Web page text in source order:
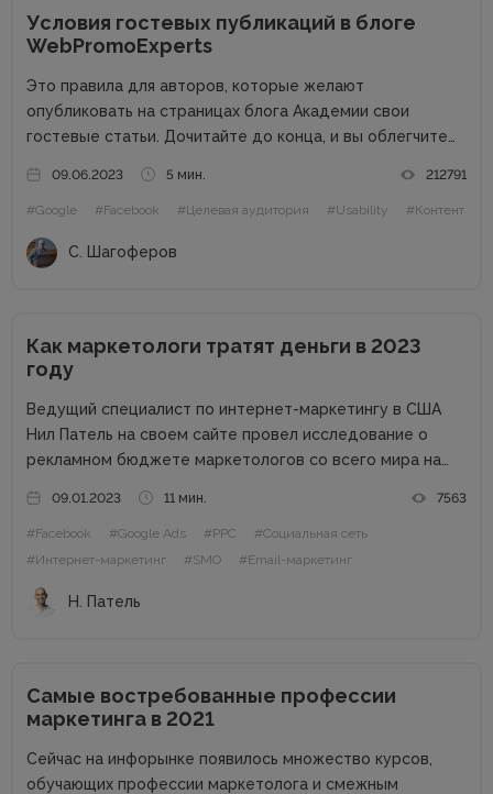
Условия гостевых публикаций в блоге
WebPromoExperts
Это правила для авторов, которые желают
опубликовать на страницах блога Академии свои
гостевые статьи. Дочитайте до конца, и вы облегчите
интернет-маркетинга WebPromoExperts в цифрах: 37
000 уникальных посетителей, 90 000 подписчиков...
09.06.2023 5 мин. 212791
#Google #Facebook #Целевая аудитория #Usability #Контент
С. Шагоферов
Как маркетологи тратят деньги в 2023
году
Ведущий специалист по интернет-маркетингу в США
Нил Патель на своем сайте провел исследование о
рекламном бюджете маркетологов со всего мира на
подвешенном состоянии из-за набирающей обороты
инфляции, войны, роста процентных ставок и других
факторов,...
09.01.2023 11 мин. 7563
#Facebook #Google Ads #PPC
#Социальная сеть
#Интернет-маркетинг
#SMO #Email-маркетинг
Н. Патель
Самые востребованные профессии
маркетинга в 2021
Сейчас на инфорынке появилось множество курсов,
обучающих профессии маркетолога и смежным